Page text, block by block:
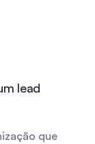
lead
que